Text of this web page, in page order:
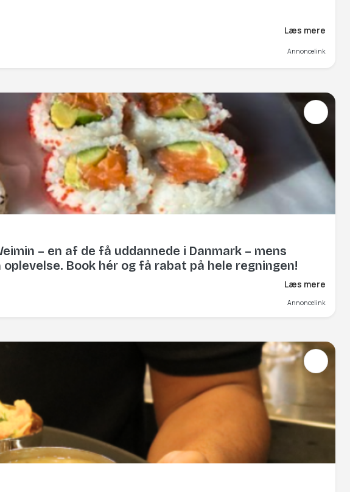
Læs mere
Annoncelink
– en af de få uddannede i Danmark – mens
Book hér og få rabat på hele regningen!
Læs mere
Annoncelink